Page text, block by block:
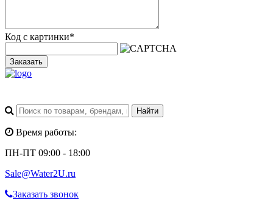
Код с картинки*
Заказать
Время работы:
ПН-ПТ 09:00 - 18:00
Sale@Water2U.ru
Заказать звонок